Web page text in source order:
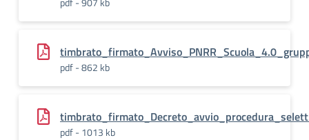
pdf - 862 kb
pdf - 1013 kb